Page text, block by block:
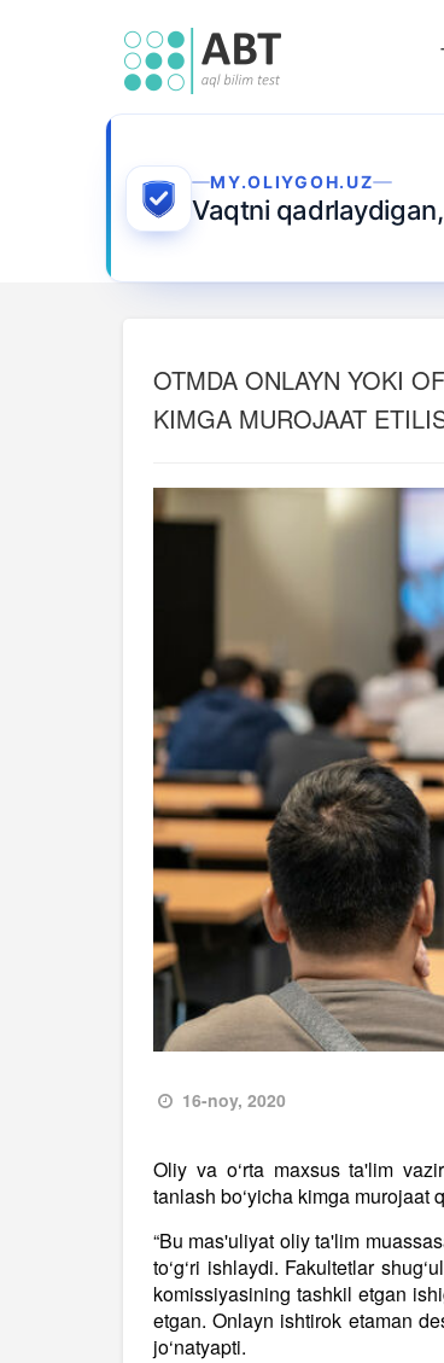
MY.OLIYGOH.UZ
Vaqtni qadrlaydigan,
OTMDA ONLAYN YOKI
KIMGA MUROJAAT
16-noy, 2020
Oliy va o‘rta maxsus ta'lim
tanlash bo‘yicha kimga
“Bu mas'uliyat oliy ta'lim
to‘g‘ri ishlaydi. Fakultetlar
komissiyasining tashkil etgan
etgan. Onlayn ishtirok etaman
jo‘natyapti.